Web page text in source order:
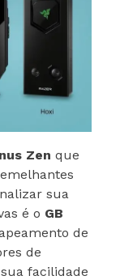
Zen que
sua
é o GB
de
de
facilidade